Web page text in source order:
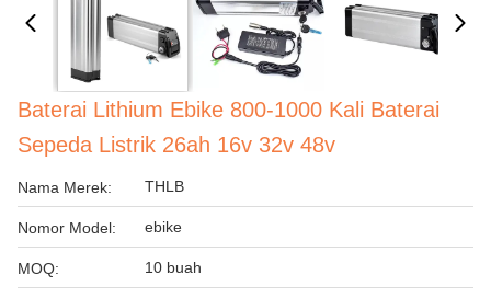
Baterai Lithium Ebike 800-1000 Kali Baterai
Sepeda Listrik 26ah 16v 32v 48v
Nama Merek: THLB
Nomor Model: ebike
MOQ: 10 buah